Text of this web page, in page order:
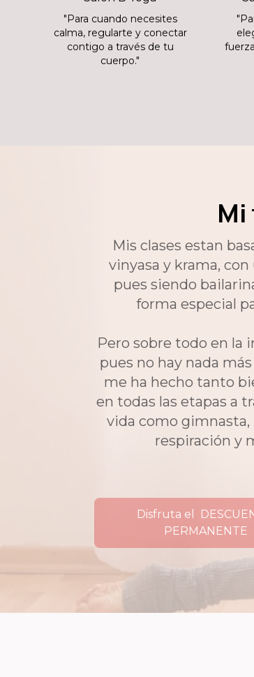
"Para cuando necesites
calma, regularte y conectar
contigo a través de tu
cuerpo."
Mis clases estan
vinyasa y krama,
pues siendo
forma especial
Pero sobre todo en la
pues no hay nada
me ha hecho tanto
en todas las etapas a
vida como gimnasta,
respiración y
Disfruta el
PERMANENTE